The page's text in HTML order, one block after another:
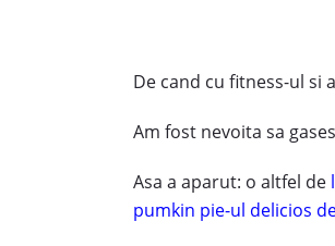
De cand cu fitness-ul si
Am fost nevoita sa
Asa a aparut: o altfel de
pumkin pie-ul delicios